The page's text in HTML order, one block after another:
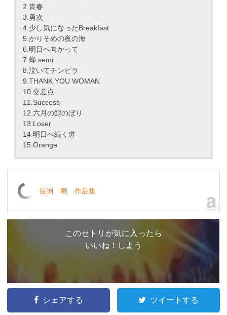
2.青春
3.勇次
4.少し気になったBreakfast
5.かりそめの夜の海
6.明日へ向かって
7.蝉 semi
8.泣いてチンピラ
9.THANK YOU WOMAN
10.交差点
11.Success
12.六月の鯉のぼり
13.Loser
14.明日へ続く道
15.Orange
長渕 剛 作品集
このセトリが気に入ったら
いいね！しよう
シェアする ツイートする